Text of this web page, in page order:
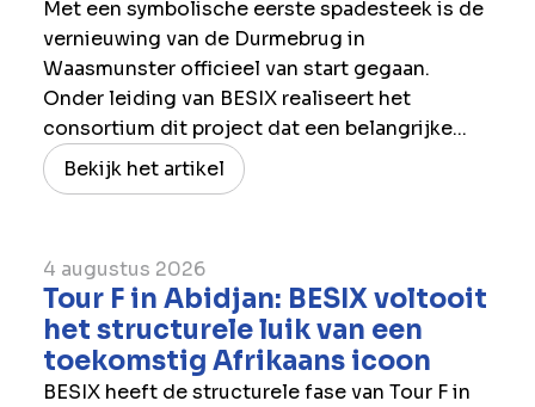
Met een symbolische eerste spadesteek is de
vernieuwing van de Durmebrug in
Waasmunster officieel van start gegaan.
Onder leiding van BESIX realiseert het
consortium dit project dat een belangrijke...
Bekijk het artikel
4 augustus 2026
Tour F in Abidjan: BESIX voltooit
het structurele luik van een
toekomstig Afrikaans icoon
BESIX heeft de structurele fase van Tour F in